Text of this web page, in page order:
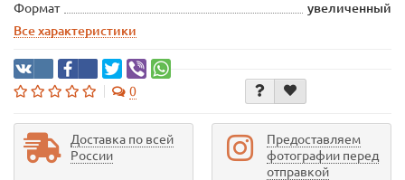
Формат
увеличенный
Все характеристики
0
Доставка по всей
России
Предоставляем
фотографии перед
отправкой